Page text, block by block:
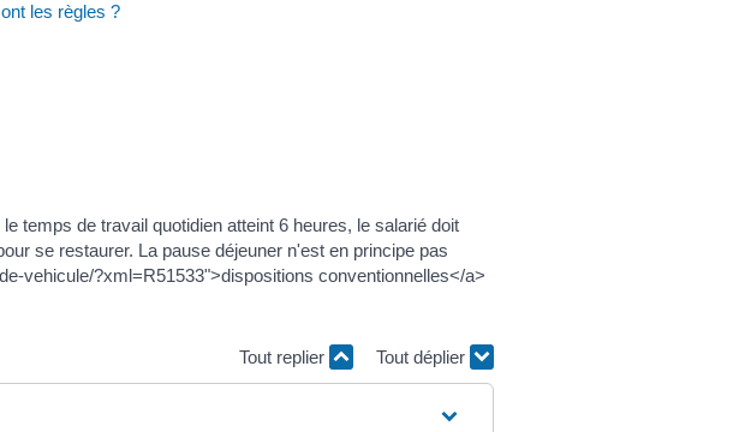
les règles ?
temps de travail quotidien atteint 6 heures, le salarié doit
se restaurer. La pause déjeuner n'est en principe pas
vehicule/?xml=R51533">dispositions conventionnelles</a>
Tout replier Tout déplier